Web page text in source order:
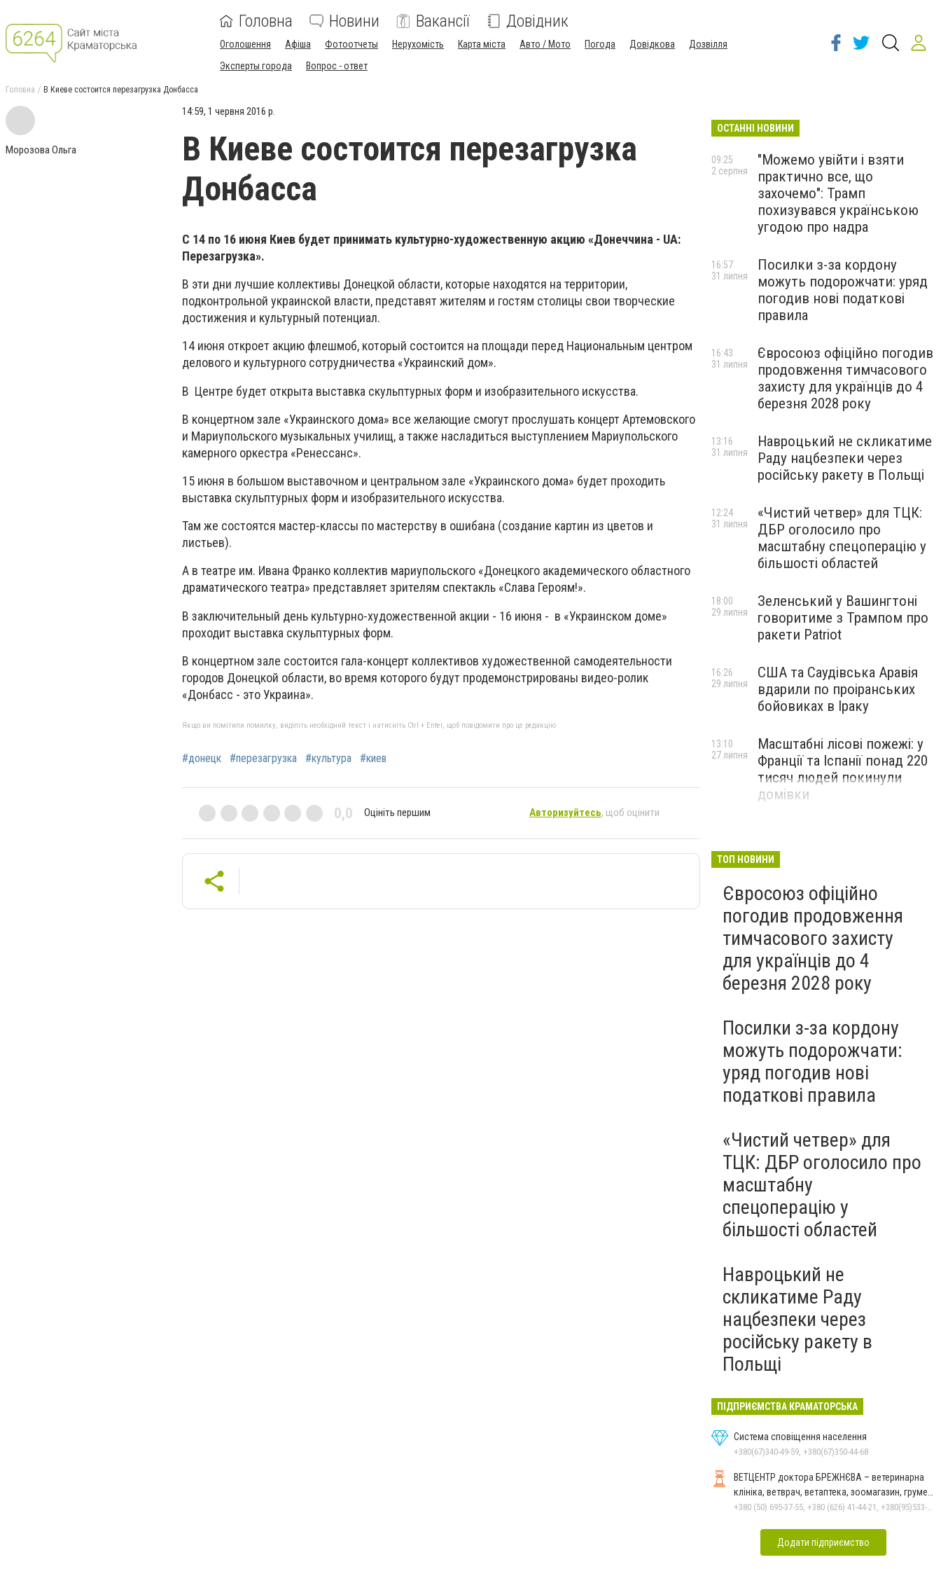
Головна Новини Вакансії Довідник
Оголошення Афіша Фотоотчеты Нерухомість Карта міста Авто / Мото Погода Довідкова
Дозвілля
Эксперты города
Вопрос - ответ
Головна В Киеве состоится перезагрузка Донбасса
Морозова Ольга
14:59, 1 червня 2016 р.
В Киеве состоится перезагрузка
Донбасса
С 14 по 16 июня Киев будет принимать культурно-художественную акцию «Донеччина - UA:
Перезагрузка».
В эти дни лучшие коллективы Донецкой области, которые находятся на территории,
подконтрольной украинской власти, представят жителям и гостям столицы свои творческие
достижения и культурный потенциал.
14 июня откроет акцию флешмоб, который состоится на площади перед Национальным центром
делового и культурного сотрудничества «Украинский дом».
В Центре будет открыта выставка скульптурных форм и изобразительного искусства.
В концертном зале «Украинского дома» все желающие смогут прослушать концерт Артемовского
и Мариупольского музыкальных училищ, а также насладиться выступлением Мариупольского
камерного оркестра «Ренессанс».
15 июня в большом выставочном и центральном зале «Украинского дома» будет проходить
выставка скульптурных форм и изобразительного искусства.
Там же состоятся мастер-классы по мастерству в ошибана (создание картин из цветов и
листьев).
А в театре им. Ивана Франко коллектив мариупольского «Донецкого академического областного
драматического театра» представляет зрителям спектакль «Слава Героям!».
В заключительный день культурно-художественной акции - 16 июня - в «Украинском доме»
проходит выставка скульптурных форм.
В концертном зале состоится гала-концерт коллективов художественной самодеятельности
городов Донецкой области, во время которого будут продемонстрированы видео-ролик
«Донбасс - это Украина».
Якщо ви помітили помилку, виділіть необхідний текст і натисніть Ctrl + Enter, щоб повідомити про це редакцію
#донецк #перезагрузка #культура #киев
0,0 Оцініть першим Авторизуйтесь, щоб оцінити
ОСТАННІ НОВИНИ
"Можемо увійти і взяти
практично все, що
захочемо": Трамп
похизувався українською
угодою про надра
09:25
2 серпня
Посилки з-за кордону
можуть подорожчати: уряд
погодив нові податкові
правила
16:57
31 липня
Євросоюз офіційно погодив
продовження тимчасового
захисту для українців до 4
березня 2028 року
16:43
31 липня
Навроцький не скликатиме
Раду нацбезпеки через
російську ракету в Польщі
13:16
31 липня
«Чистий четвер» для ТЦК:
ДБР оголосило про
масштабну спецоперацію у
більшості областей
12:24
31 липня
Зеленський у Вашингтоні
говоритиме з Трампом про
ракети Patriot
18:00
29 липня
США та Саудівська Аравія
вдарили по проіранських
бойовиках в Іраку
16:26
29 липня
Масштабні лісові пожежі: у
Франції та Іспанії понад 220
тисяч людей покинули
домівки
13:10
27 липня
ТОП НОВИНИ
Євросоюз офіційно
погодив продовження
тимчасового захисту
для українців до 4
березня 2028 року
Посилки з-за кордону
можуть подорожчати:
уряд погодив нові
податкові правила
«Чистий четвер» для
ТЦК: ДБР оголосило про
масштабну
спецоперацію у
більшості областей
Навроцький не
скликатиме Раду
нацбезпеки через
російську ракету в
Польщі
ПІДПРИЄМСТВА КРАМАТОРСЬКА
Система сповіщення населення
+380(67)340-49-59, +380(67)350-44-68
ВЕТЦЕНТР доктора БРЕЖНЄВА – ветеринарна
клініка, ветврач, ветаптека, зоомагазин, грумер,
стрижки.
+380 (50) 695-37-55, +380 (626) 41-44-21, +380(95)533-90-03
Додати підприємство